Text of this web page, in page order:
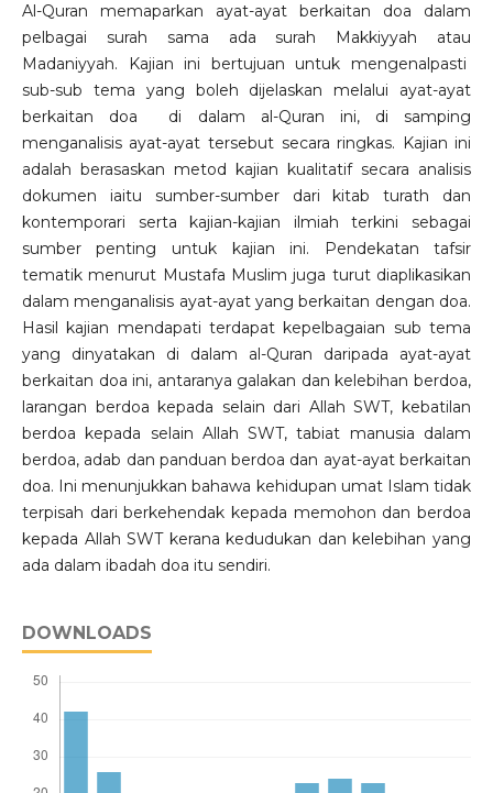
Al-Quran memaparkan ayat-ayat berkaitan doa dalam
pelbagai surah sama ada surah Makkiyyah atau
Madaniyyah. Kajian ini bertujuan untuk mengenalpasti
sub-sub tema yang boleh dijelaskan melalui ayat-ayat
berkaitan doa di dalam al-Quran ini, di samping
menganalisis ayat-ayat tersebut secara ringkas. Kajian ini
adalah berasaskan metod kajian kualitatif secara analisis
dokumen iaitu sumber-sumber dari kitab turath dan
kontemporari serta kajian-kajian ilmiah terkini sebagai
sumber penting untuk kajian ini. Pendekatan tafsir
tematik menurut Mustafa Muslim juga turut diaplikasikan
dalam menganalisis ayat-ayat yang berkaitan dengan doa.
Hasil kajian mendapati terdapat kepelbagaian sub tema
yang dinyatakan di dalam al-Quran daripada ayat-ayat
berkaitan doa ini, antaranya galakan dan kelebihan berdoa,
larangan berdoa kepada selain dari Allah SWT, kebatilan
berdoa kepada selain Allah SWT, tabiat manusia dalam
berdoa, adab dan panduan berdoa dan ayat-ayat berkaitan
doa. Ini menunjukkan bahawa kehidupan umat Islam tidak
terpisah dari berkehendak kepada memohon dan berdoa
kepada Allah SWT kerana kedudukan dan kelebihan yang
ada dalam ibadah doa itu sendiri.
DOWNLOADS